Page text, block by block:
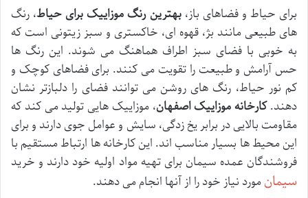
برای حیاط و فضاهای باز،بهترین رنگ موزاییک برای حیاط، رنگ
های طبیعی مانند بژ، قهوه ای، خاکستری و سبز زیتونی است که
به خوبی با فضای سبز اطراف هماهنگ می شوند. این رنگ ها
حس آرامش و طبیعت را تقویت می کنند. برای فضاهای کوچک و
کم نور حیاط، رنگ های روشن می توانند فضای را دلبازتر نشان
دهند.کارخانه موزاییک اصفهان، موزاییک هایی تولید می کند که
مقاومت بالایی در برابر یخ زدگی، سایش و عوامل جوی دارند و برای
این محیط ها بسیار مناسب اند. این کارخانه ها ارتباط مستقیم با
فروشندگان عمده سیمان برای تهیه مواد اولیه خود دارند و خرید
سیمانمورد نیاز خود را از آنها انجام می دهند.